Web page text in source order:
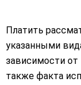
Платить
указанными
зависимости от
также факта